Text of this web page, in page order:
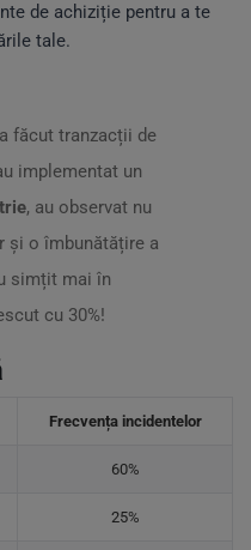
de achiziție pentru a te
tale.
făcut tranzacții de
implementat un
, au observat nu
și o îmbunătățire a
simțit mai în
cu 30%!
Frecvența incidentelor
60%
25%